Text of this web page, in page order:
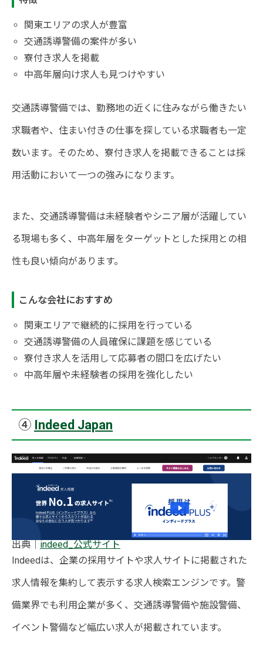
関東エリアの求人が豊富
交通誘導警備の案件が多い
寮付き求人を掲載
中高年層向け求人も見つけやすい
交通誘導警備では、勤務地の近くに住みながら働きたい
求職者や、住まい付きの仕事を探している求職者も一定
数います。そのため、寮付き求人を掲載できることは採
用活動において一つの強みになります。
また、交通誘導警備は未経験者やシニア層が活躍してい
る現場も多く、中高年層をターゲットとした採用との相
性も良い傾向があります。
こんな会社におすすめ
関東エリアで継続的に採用を行っている
交通誘導警備の人員確保に課題を感じている
寮付き求人を活用して応募者の間口を広げたい
中高年層や未経験者の採用を強化したい
④ Indeed Japan
出典｜ indeed_公式サイト
Indeedは、企業の採用サイトや求人サイトに掲載された
求人情報を集約して表示する求人検索エンジンです。警
備業界でも利用企業が多く、交通誘導警備や施設警備、
イベント警備など幅広い求人が掲載されています。